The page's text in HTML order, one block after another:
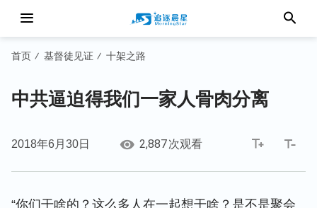
首页 / 基督徒见证 / 十架之路
中共逼迫得我们一家人骨肉分离
2018年6月30日 2,887次观看
“你们干啥的？这么多人在一起想干啥？是不是聚会